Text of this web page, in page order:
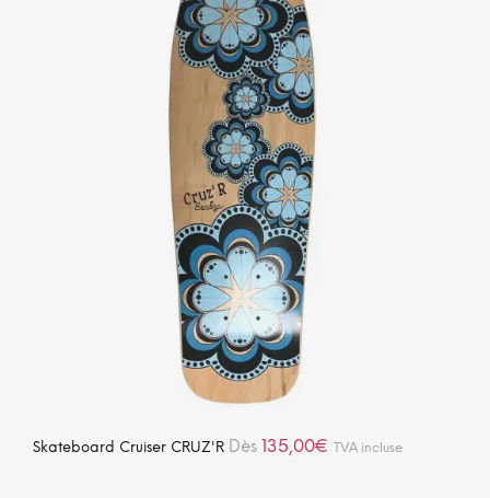
Skateboard Cruiser CRUZ'R Dès 135,00€ TVA incluse